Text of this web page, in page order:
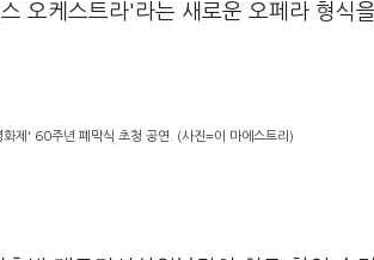
오케스트라'라는 새로운 오페라 형식
제' 60주년 폐막식 초청 공연. (사진=이 마에스트리)